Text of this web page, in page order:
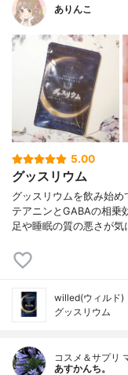
ありんこ
5.00
グッスリウム
グッスリウムを飲み始め
テアニンとGABAの相乗
足や睡眠の質の悪さが
willed(ウィルド)
グッスリウム
コスメ＆サプリ
あすかんち。